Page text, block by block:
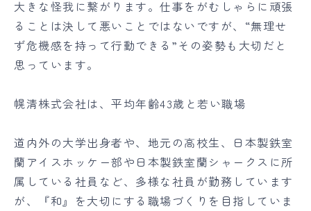
大きな怪我に繋がります。仕事をがむしゃらに頑張
ることは決して悪いことではないですが、“無理せ
ず危機感を持って行動できる”その姿勢も大切だと
思っています。
幌清株式会社は、平均年齢43歳と若い職場
道内外の大学出身者や、地元の高校生、日本製鉄室
蘭アイスホッケー部や日本製鉄室蘭シャークスに所
属している社員など、多様な社員が勤務しています
が、『和』を大切にする職場づくりを目指していま